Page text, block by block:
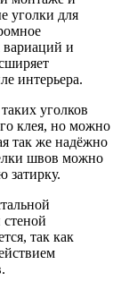
уголки для
вариаций и
интерьера.
уголков
клея, но можно
так же надёжно
швов можно
затирку.
так как